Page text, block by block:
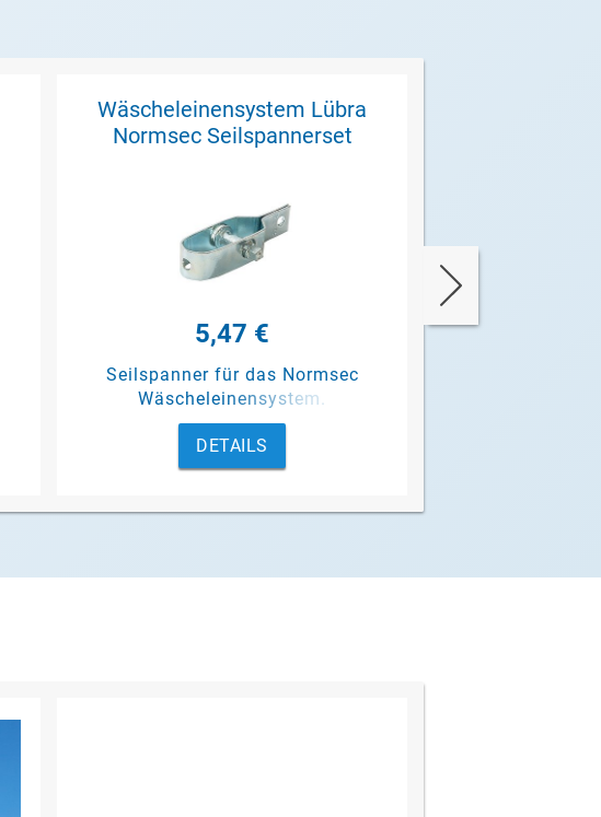
Wäscheleinensystem Lübra
Normsec Seilspannerset
5,47 €
Seilspanner für das Normsec
Wäscheleinensystem.
DETAILS